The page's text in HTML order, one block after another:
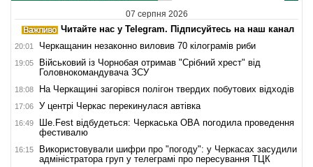
07 серпня 2026
Читайте нас у Telegram. Підписуйтесь на наш канал
20:01 Черкащанин незаконно виловив 70 кілограмів риби
19:05
Військовий із Чорнобая отримав "Срібний хрест" від
Головнокомандувача ЗСУ
18:08 На Черкащині загорівся полігон твердих побутових відходів
17:06 У центрі Черкас перекинулася автівка
16:49
Ше.Fest відбудеться: Черкаська ОВА погодила проведення
фестивалю
16:15
Використовували шифри про "погоду": у Черкасах засудили
адміністратора груп у телеграмі про пересування ТЦК